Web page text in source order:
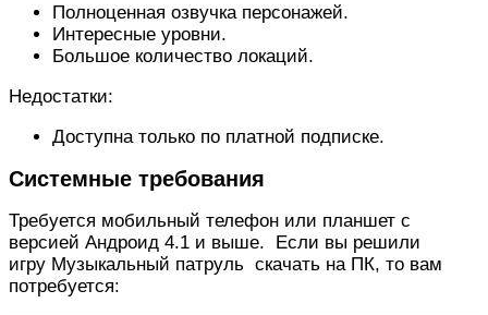
Полноценная озвучка персонажей.
Интересные уровни.
Большое количество локаций.
Недостатки:
Доступна только по платной подписке.
Системные требования
Требуется мобильный телефон или планшет с
версией Андроид 4.1 и выше. Если вы решили
игру Музыкальный патруль скачать на ПК, то вам
потребуется: